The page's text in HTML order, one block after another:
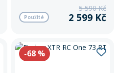
Použité
5 590 Kč
2 599 Kč
-68 %